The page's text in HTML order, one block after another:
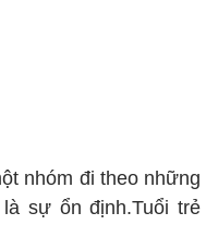
nhóm đi theo những
sự ổn định.Tuổi trẻ